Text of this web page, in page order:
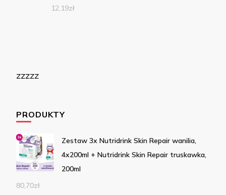
12,19zł
zzzzz
PRODUKTY
Zestaw 3x Nutridrink Skin Repair wanilia,
4x200ml + Nutridrink Skin Repair truskawka,
200ml
80,70zł